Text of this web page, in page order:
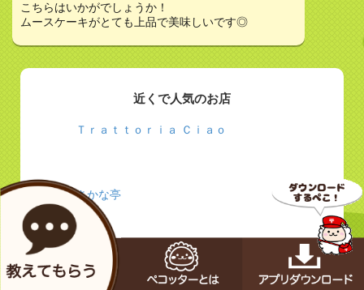
こちらはいかがでしょうか！
ムースケーキがとても上品で美味しいです◎
近くで人気のお店
Ｔｒａｔｔｏｒｉａ Ｃｉａｏ
さかな亭
Café&Meal MUJI